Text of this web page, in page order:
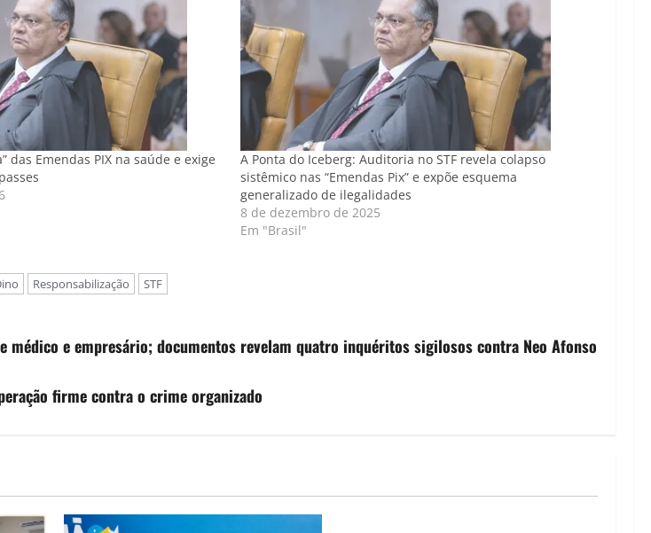
das Emendas PIX na saúde e exige
A Ponta do Iceberg: Auditoria no STF revela colapso
sistêmico nas “Emendas Pix” e expõe esquema
generalizado de ilegalidades
8 de dezembro de 2025
Em "Brasil"
Responsabilização STF
médico e empresário; documentos revelam quatro inquéritos sigilosos contra Neo Afonso
firme contra o crime organizado